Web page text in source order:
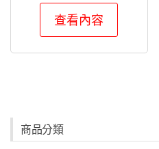
格：
NT$200。
格：
查看內容
商品分類